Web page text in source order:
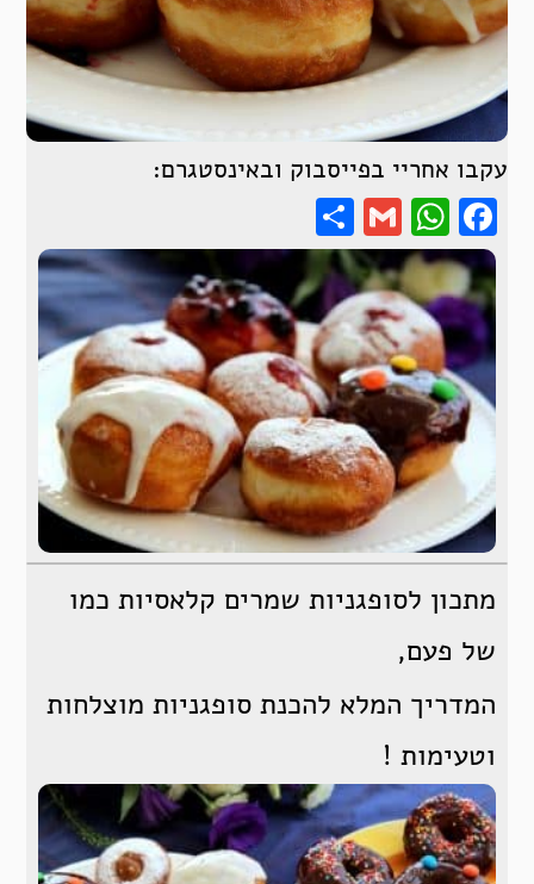
עקבו אחריי בפייסבוק ובאינסטגרם:
Facebook
WhatsApp
Gmail
מתכון לסופגניות שמרים קלאסיות כמו
של פעם,
המדריך המלא להכנת סופגניות מוצלחות
וטעימות !